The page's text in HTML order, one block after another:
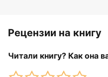
Рецензии на книгу
Читали книгу? Как она